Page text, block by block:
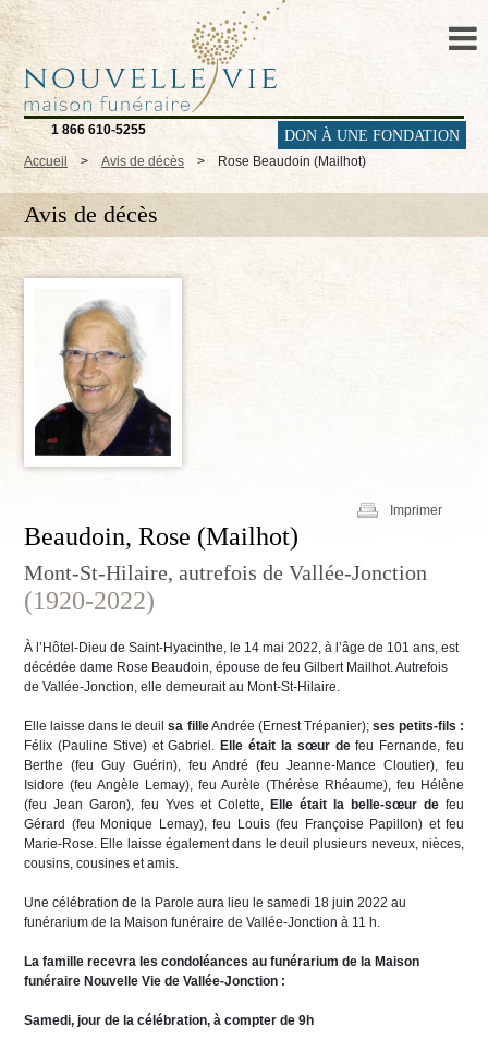
1 866 610-5255 DON À UNE FONDATION
Accueil > Avis de décès > Rose Beaudoin (Mailhot)
Avis de décès
Imprimer
Beaudoin, Rose (Mailhot)
Mont-St-Hilaire, autrefois de Vallée-Jonction
(1920-2022)
À l’Hôtel-Dieu de Saint-Hyacinthe, le 14 mai 2022, à l’âge de 101 ans, est
décédée dame Rose Beaudoin, épouse de feu Gilbert Mailhot. Autrefois
de Vallée-Jonction, elle demeurait au Mont-St-Hilaire.
Elle laisse dans le deuilsa filleAndrée (Ernest Trépanier); ses petits-fils :
Félix (Pauline Stive) et Gabriel. Elle était la sœur defeu Fernande, feu
Berthe (feu Guy Guérin), feu André (feu Jeanne-Mance Cloutier), feu
Isidore (feu Angèle Lemay), feu Aurèle (Thérèse Rhéaume), feu Hélène
(feu Jean Garon), feu Yves et Colette, Elle était la belle-sœur de feu
Gérard (feu Monique Lemay), feu Louis (feu Françoise Papillon) et feu
Marie-Rose. Elle laisse également dans le deuil plusieurs neveux, nièces,
cousins, cousines et amis.
Une célébration de la Parole aura lieu le samedi 18 juin 2022 au
funérarium de la Maison funéraire de Vallée-Jonction à 11 h.
La famille recevra les condoléances au funérarium de la Maison
funéraire Nouvelle Vie de Vallée-Jonction :
Samedi, jour de la célébration, à compter de 9h